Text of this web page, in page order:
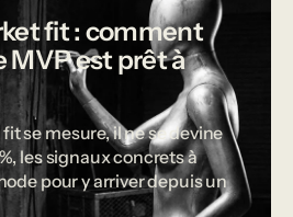
fit : comment
MVP est prêt à
se mesure, il ne se devine
les signaux concrets à
pour y arriver depuis un